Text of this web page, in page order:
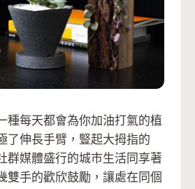
種每天都會為你加油打氣的植
了伸長手臂，豎起大拇指的
群媒體盛行的城市生活同享著
雙手的歡欣鼓勵，讓處在同個